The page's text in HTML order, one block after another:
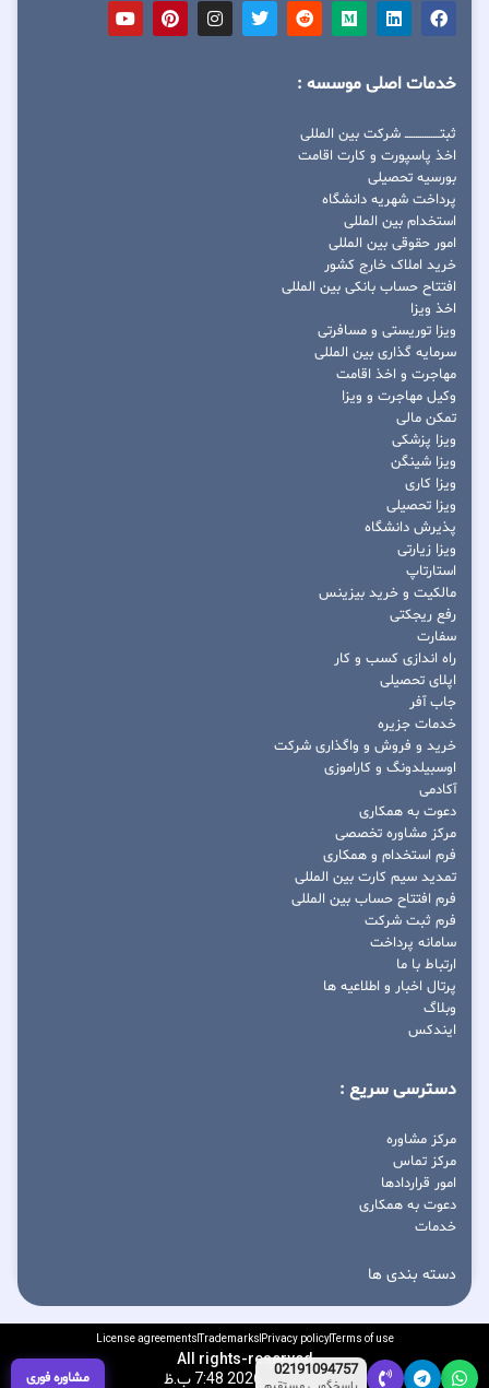
خدمات اصلی موسسه :
ثبتــــــــــــــــ شرکت بین المللی
اخذ پاسپورت و کارت اقامت
بورسیه تحصیلی
پرداخت شهریه دانشگاه
استخدام بین المللی
امور حقوقی بین المللی
خرید املاک خارج کشور
افتتاح حساب بانکی بین المللی
اخذ ویزا
ویزا توریستی و مسافرتی
سرمایه گذاری بین المللی
مهاجرت و اخذ اقامت
وکیل مهاجرت و ویزا
تمکن مالی
ویزا پزشکی
ویزا شینگن
ویزا کاری
ویزا تحصیلی
پذیرش دانشگاه
ویزا زیارتی
استارتاپ
مالکیت و خرید بیزینس
رفع ریجکتی
سفارت
راه اندازی کسب و کار
اپلای تحصیلی
جاب آفر
خدمات جزیره
خرید و فروش و واگذاری شرکت
اوسبیلدونگ و کاراموزی
آکادمی
دعوت به همکاری
مرکز مشاوره تخصصی
فرم استخدام و همکاری
تمدید سیم کارت بین المللی
فرم افتتاح حساب بین المللی
فرم ثبت شرکت
سامانه پرداخت
ارتباط با ما
پرتال اخبار و اطلاعیه ها
وبلاگ
ایندکس
دسترسی سریع :
مرکز مشاوره
مرکز تماس
امور قراردادها
دعوت به همکاری
خدمات
دسته بندی ها
Terms of use
Privacy policy
Trademarks
License agreements
All rights-reserved
آگوست 6, 2026 7:48 ب.ظ
02191094757 مشاوره فوری